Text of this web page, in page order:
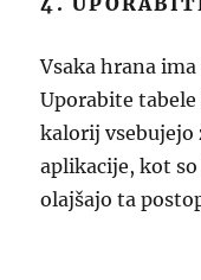
Vsaka hrana
Uporabite
kalorij vsebujejo
aplikacije, kot
olajšajo ta